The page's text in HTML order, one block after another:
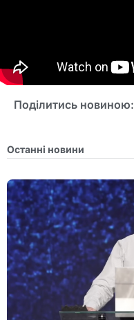
Поділитись новиною:
Останні новини